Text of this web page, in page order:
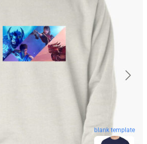
blank template